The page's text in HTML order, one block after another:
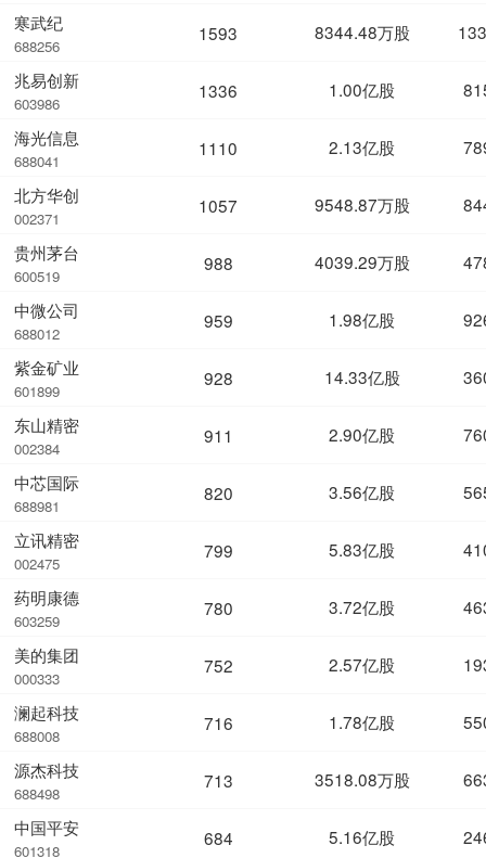
寒武纪
688256
兆易创新
603986
海光信息
688041
北方华创
002371
贵州茅台
600519
中微公司
688012
紫金矿业
601899
东山精密
002384
中芯国际
688981
立讯精密
002475
药明康德
603259
美的集团
000333
澜起科技
688008
源杰科技
688498
中国平安
601318
1593 8344.48万股
1336 1.00亿股
1110 2.13亿股
1057 9548.87万股
988 4039.29万股
959 1.98亿股
928 14.33亿股
911 2.90亿股
820 3.56亿股
799 5.83亿股
780 3.72亿股
752 2.57亿股
716 1.78亿股
713 3518.08万股
684 5.16亿股